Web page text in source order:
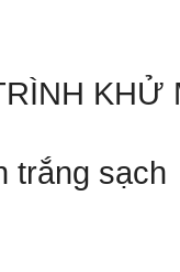
KHỬ
trắng sạch